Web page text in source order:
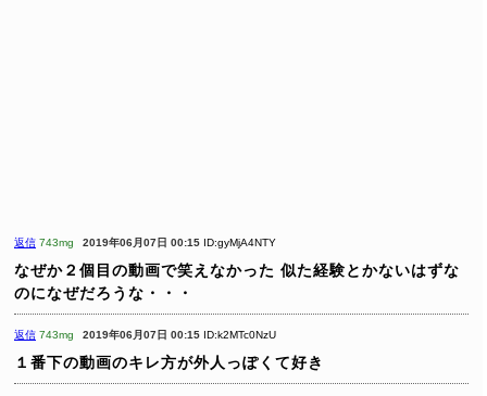
返信 743mg 2019年06月07日 00:15 ID:gyMjA4NTY
なぜか２個目の動画で笑えなかった 似た経験とかないはずな
のになぜだろうな・・・
返信 743mg 2019年06月07日 00:15 ID:k2MTc0NzU
１番下の動画のキレ方が外人っぽくて好き